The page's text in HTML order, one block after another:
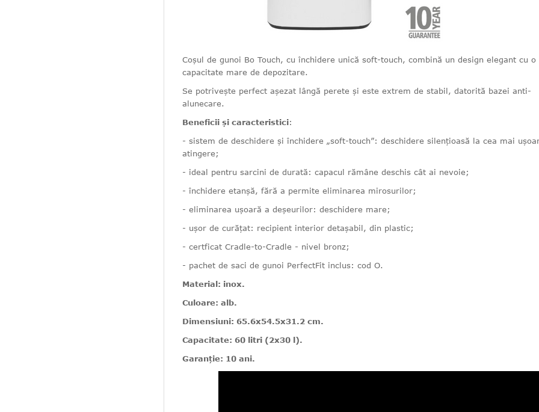
Coșul de gunoi Bo Touch, cu închidere unică soft-touch, combină un design elegant cu o
capacitate mare de depozitare.
Se potrivește perfect așezat lângă perete și este extrem de stabil, datorită bazei anti-
alunecare.
Beneficii și caracteristici:
- sistem de deschidere și închidere „soft-touch”: deschidere silențioasă la cea mai
atingere;
- ideal pentru sarcini de durată: capacul rămâne deschis cât ai nevoie;
- închidere etanșă, fără a permite eliminarea mirosurilor;
- eliminarea ușoară a deșeurilor: deschidere mare;
- ușor de curățat: recipient interior detașabil, din plastic;
- certficat Cradle-to-Cradle - nivel bronz;
- pachet de saci de gunoi PerfectFit inclus: cod O.
Material: inox.
Culoare: alb.
Dimensiuni: 65.6x54.5x31.2 cm.
Capacitate: 60 litri (2x30 l).
Garanție: 10 ani.